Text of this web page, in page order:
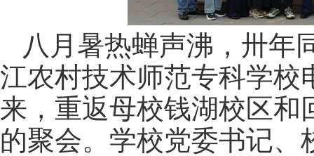
八月暑热蝉声沸，卅年
江农村技术师范专科学校
来，重返母校钱湖校区和
的聚会。学校党委书记